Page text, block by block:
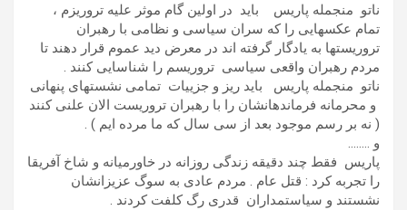
ناتو منجمله پاریس باید در اولین گام موثر علیه تروریزم ،
تمام عکسهایی را که سران سیاسی و نظامی با رهبران
تروریستها به یادگار گرفته اند در معرض دید عموم قرار دهند تا
مردم رهبران واقعی سیاسی تروریسم را شناسایی کنند .
ناتو منجمله پاریس باید ریز و جزییات تمامی نشستهای پنهانی
و محرمانه فرماندهانشان را با رهبران تروریست الان علنی کنند
( نه بر رسم موجود بعد از سی سال که ما مرده ایم ) .
و ……..
پاریس فقط چند دقیقه زندگی روزانه در خاورمیانه و شاخ آفریقا
را تجربه کرد : قتل عام . مردم عادی به سوگ عزیزانشان
نشستند و سیاستمداران قدری رگ کلفت کردند .